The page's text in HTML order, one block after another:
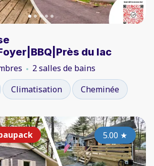
du lac
2 salles de bains
Climatisation Cheminée
5.00 ★